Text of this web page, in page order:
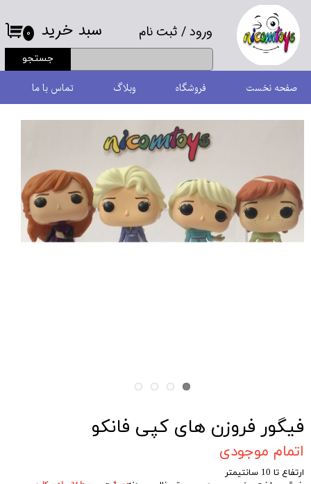
ورود/ ثبت نام
حساب کاربری من
تغییر گذر واژه
سفارشات
خروج از حساب کاربری
جستجو
۰ سبد خرید
صفحه نخست فروشگاه وبلاگ تماس با ما
فیگور فروزن های کپی فانکو
اتمام موجودی
ارتفاع تا 10 سانتیمتر